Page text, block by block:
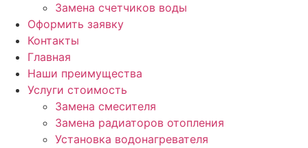
Замена счетчиков воды
Оформить заявку
Контакты
Главная
Наши преимущества
Услуги стоимость
Замена смесителя
Замена радиаторов отопления
Установка водонагревателя